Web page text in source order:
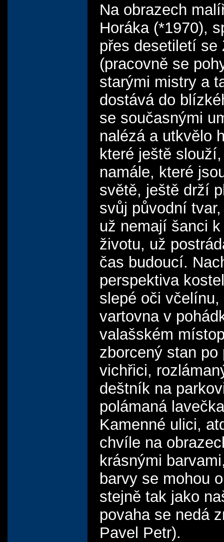
Na obrazech
Horáka (*1970),
přes desetiletí se
(pracovně se
starými mistry a
dostává do
se současnými
nalézá a utkvělo
které ještě
namále, které
světě, ještě drží
svůj původní
už nemají šanci
životu, už
čas budoucí.
perspektiva
slepé oči včelínu,
vartovna v
valašském
zborcený stan po
vichřici,
deštník na
polámaná
Kamenné ulici,
chvíle na
krásnými
barvy se mohou
stejně tak jako
povaha se nedá
Pavel Petr).